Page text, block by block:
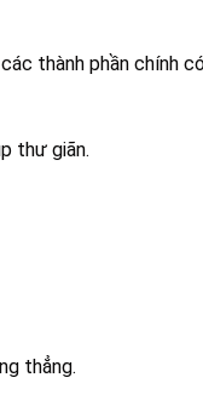
thành phần chính
thư giãn.
thẳng.